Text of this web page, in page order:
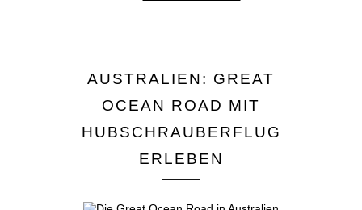
AUSTRALIEN: GREAT
OCEAN ROAD MIT
HUBSCHRAUBERFLUG
ERLEBEN